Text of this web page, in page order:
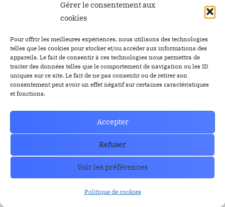
Gérer le consentement aux
cookies
Pour offrir les meilleures expériences, nous utilisons des technologies
telles que les cookies pour stocker et/ou accéder aux informations des
appareils. Le fait de consentir à ces technologies nous permettra de
traiter des données telles que le comportement de navigation ou les ID
uniques sur ce site. Le fait de ne pas consentir ou de retirer son
consentement peut avoir un effet négatif sur certaines caractéristiques
et fonctions.
Accepter
Refuser
Voir les préférences
Politique de cookies
How can we help you?
Contact our support team if you need
help or have any questions?
Contact US